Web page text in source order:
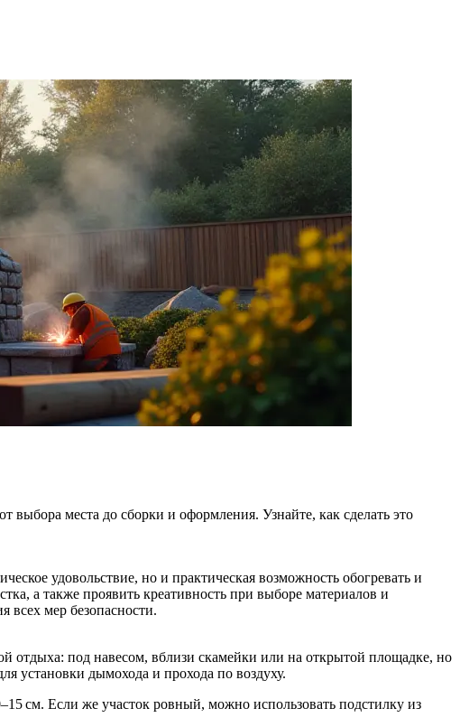
места до сборки и оформления. Узнайте, как сделать это
удовольствие, но и практическая возможность обогревать и
а также проявить креативность при выборе материалов и
мер безопасности.
отдыха: под навесом, вблизи скамейки или на открытой площадке, но
установки дымохода и прохода по воздуху.
см. Если же участок ровный, можно использовать подстилку из